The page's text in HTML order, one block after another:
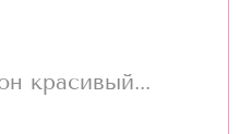
красивый...